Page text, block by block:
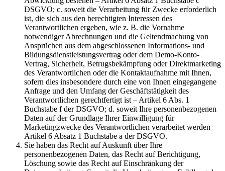
DSGVO; c. soweit die Verarbeitung für Zwecke erforderlich
ist, die sich aus den berechtigten Interessen des
Verantwortlichen ergeben, wie z. B. die Vornahme
notwendiger Abrechnungen und die Geltendmachung von
Ansprüchen aus dem abgeschlossenen Informations- und
Bildungsdienstleistungsvertrag oder dem Demo-Konto-
Vertrag, Sicherheit, Betrugsbekämpfung oder Direktmarketing
des Verantwortlichen oder die Kontaktaufnahme mit Ihnen,
sofern dies insbesondere durch eine von Ihnen eingegangene
Anfrage und den Umfang der Geschäftstätigkeit des
Verantwortlichen gerechtfertigt ist – Artikel 6 Abs. 1
Buchstabe f der DSGVO; d. soweit Ihre personenbezogenen
Daten auf der Grundlage Ihrer Einwilligung für
Marketingzwecke des Verantwortlichen verarbeitet werden –
Artikel 6 Absatz 1 Buchstabe a der DSGVO.
Sie haben das Recht auf Auskunft über Ihre
personenbezogenen Daten, das Recht auf Berichtigung,
Löschung sowie das Recht auf Einschränkung der